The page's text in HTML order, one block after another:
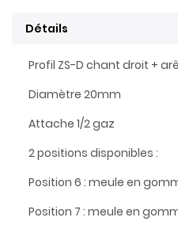
Détails
Profil ZS-D chant droit +
Diamètre 20mm
Attache 1/2 gaz
2 positions disponibles :
Position 6 : meule en
Position 7 : meule en